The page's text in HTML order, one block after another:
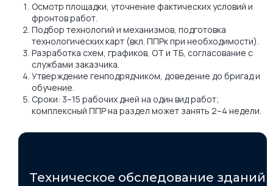
Осмотр площадки, уточнение фактических условий и
фронтов работ.
Подбор технологий и механизмов, подготовка
технологических карт (вкл. ППРк при необходимости).
Разработка схем, графиков, ОТ и ТБ, согласование с
службами заказчика.
Утверждение генподрядчиком, доведение до бригад и
обучение.
Сроки: 3–15 рабочих дней на один вид работ;
комплексный ППР на раздел может занять 2–4 недели.
Техническое обследование зданий